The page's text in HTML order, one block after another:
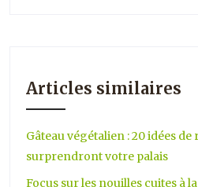
Articles similaires
Gâteau végétalien : 20 idées
surprendront votre palais
Focus sur les nouilles cuites à